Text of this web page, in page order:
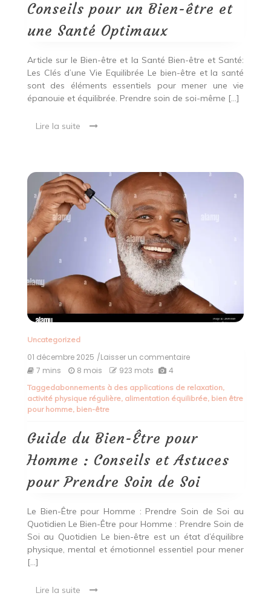
et
une
Conseils pour un Bien-être et
une Santé Optimaux
Article sur le Bien-être et la Santé Bien-être et Santé:
Les Clés d’une Vie Equilibrée Le bien-être et la santé
sont des éléments essentiels pour mener une vie
épanouie et équilibrée. Prendre soin de soi-même […]
Lire la suite
Uncategorized
01 décembre 2025 /Laisser un commentaireon
Bien-
Être
Conseils
et
Astuces
pour
Prendre
de
Soi
7 mins 8 mois 923 mots 4
Taggedabonnements à des applications de relaxation,
activité physique régulière, alimentation équilibrée, bien être
pour homme, bien-être
Guide du Bien-Être pour
Homme : Conseils et Astuces
pour Prendre Soin de Soi
Le Bien-Être pour Homme : Prendre Soin de Soi au
Quotidien Le Bien-Être pour Homme : Prendre Soin de
Soi au Quotidien Le bien-être est un état d’équilibre
physique, mental et émotionnel essentiel pour mener
[…]
Lire la suite